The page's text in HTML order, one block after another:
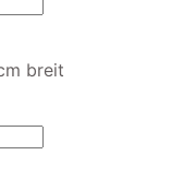
breit